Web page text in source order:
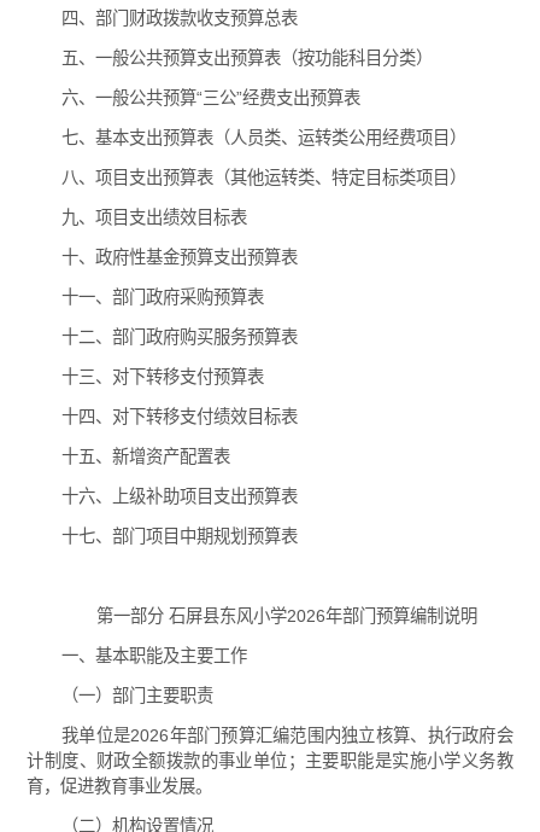
四、部门财政拨款收支预算总表
五、一般公共预算支出预算表（按功能科目分类）
六、一般公共预算“三公”经费支出预算表
七、基本支出预算表（人员类、运转类公用经费项目）
八、项目支出预算表（其他运转类、特定目标类项目）
九、项目支出绩效目标表
十、政府性基金预算支出预算表
十一、部门政府采购预算表
十二、部门政府购买服务预算表
十三、对下转移支付预算表
十四、对下转移支付绩效目标表
十五、新增资产配置表
十六、上级补助项目支出预算表
十七、部门项目中期规划预算表
第一部分 石屏县东风小学2026年部门预算编制说明
一、基本职能及主要工作
（一）部门主要职责
我单位是2026年部门预算汇编范围内独立核算、执行政府会
计制度、财政全额拨款的事业单位；主要职能是实施小学义务教
育，促进教育事业发展。
（二）机构设置情况